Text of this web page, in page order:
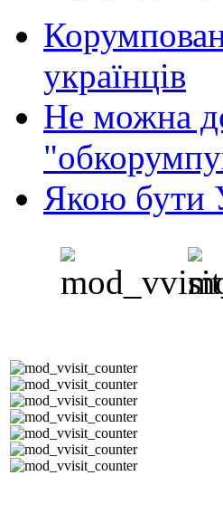
українців
Не можна
Якою бути